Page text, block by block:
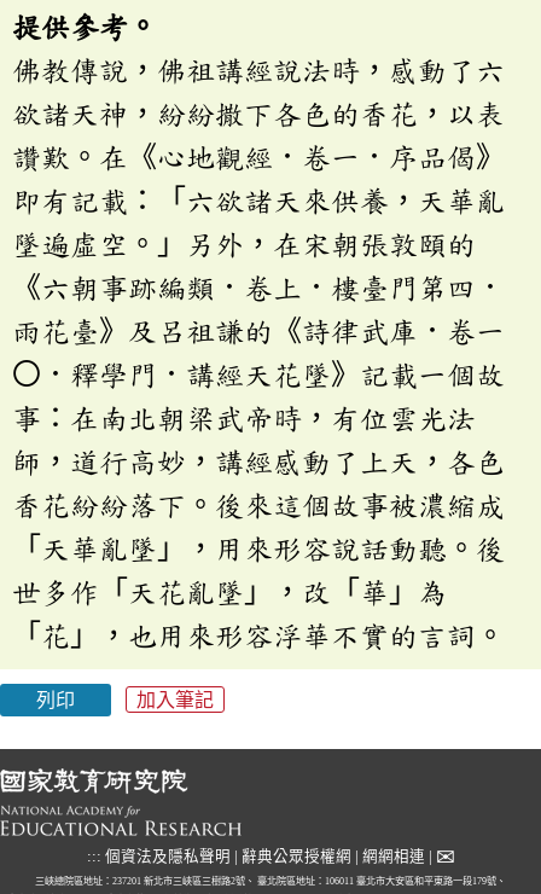
提供參考。
佛教傳說，佛祖講經說法時，感動了六
欲諸天神，紛紛撒下各色的香花，以表
讚歎。在《心地觀經．卷一．序品偈》
即有記載：「六欲諸天來供養，天華亂
墜遍虛空。」另外，在宋朝張敦頤的
《六朝事跡編類．卷上．樓臺門第四．
雨花臺》及呂祖謙的《詩律武庫．卷一
〇．釋學門．講經天花墜》記載一個故
事：在南北朝梁武帝時，有位雲光法
師，道行高妙，講經感動了上天，各色
香花紛紛落下。後來這個故事被濃縮成
「天華亂墜」，用來形容說話動聽。後
世多作「天花亂墜」，改「華」為
「花」，也用來形容浮華不實的言詞。
列印 加入筆記
::: 個資法及隱私聲明 辭典公眾授權網 網網相連 ✉
三峽總院區地址：237201 新北市三峽區三樹路2號、 臺北院區地址：106011 臺北市大安區和平東路一段179號、